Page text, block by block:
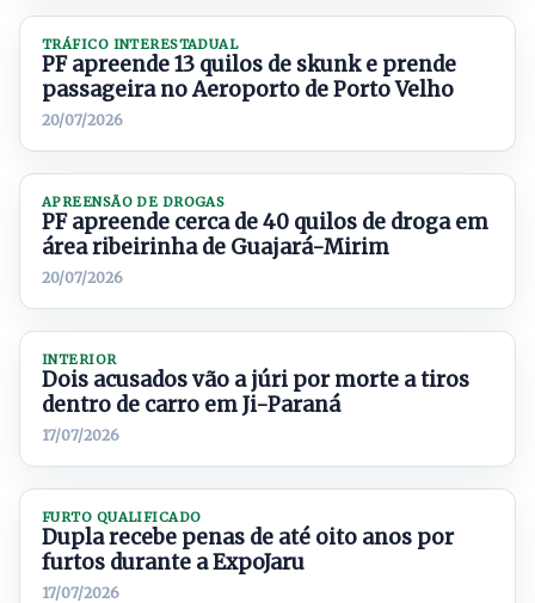
TRÁFICO INTERESTADUAL
PF apreende 13 quilos de skunk e prende
passageira no Aeroporto de Porto Velho
20/07/2026
APREENSÃO DE DROGAS
PF apreende cerca de 40 quilos de droga em
área ribeirinha de Guajará-Mirim
20/07/2026
INTERIOR
Dois acusados vão a júri por morte a tiros
dentro de carro em Ji-Paraná
17/07/2026
FURTO QUALIFICADO
Dupla recebe penas de até oito anos por
furtos durante a ExpoJaru
17/07/2026